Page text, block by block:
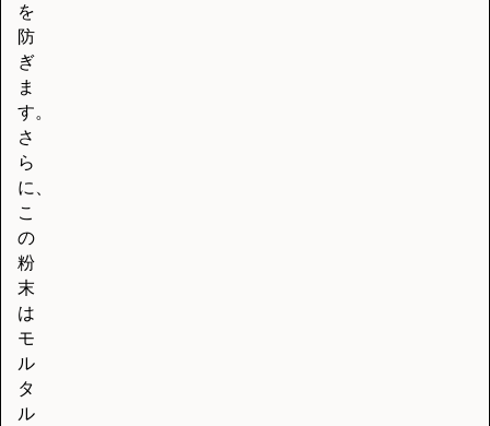
を
防
ぎ
ま
す。
さ
ら
に、
こ
の
粉
末
は
モ
ル
タ
ル